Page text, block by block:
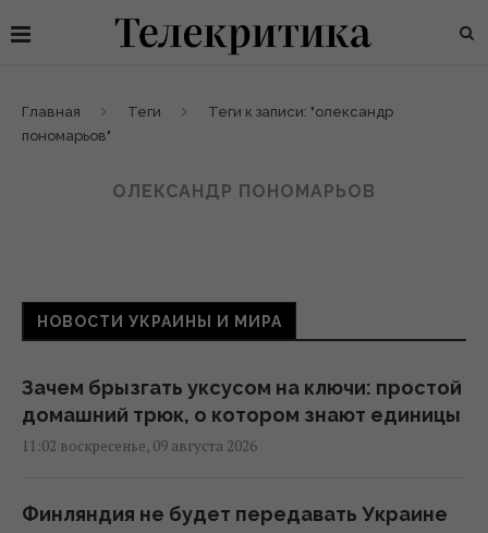
Главная Теги
Теги к записи: "олександр
пономарьов"
ОЛЕКСАНДР ПОНОМАРЬОВ
НОВОСТИ УКРАИНЫ И МИРА
Зачем брызгать уксусом на ключи: простой
домашний трюк, о котором знают единицы
11:02 воскресенье, 09 августа 2026
Финляндия не будет передавать Украине